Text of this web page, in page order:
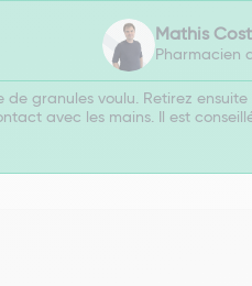
Mathis
Pharmacien
granules voulu. Retirez ensuite
avec les mains. Il est